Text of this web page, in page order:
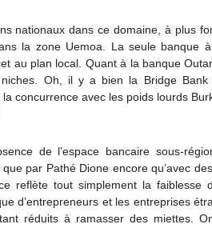
nationaux dans ce domaine, à plus
la zone Uemoa. La seule banque
au plan local. Quant à la banque
Oh, il y a bien la Bridge Bank
concurrence avec les poids lourds
de l’espace bancaire sous-
par Pathé Dione encore qu’avec
reflète tout simplement la faiblesse
d’entrepreneurs et les entreprises
réduits à ramasser des miettes.